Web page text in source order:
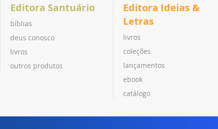
Editora Santuário
bíblias
deus conosco
livros
outros produtos
Editora Ideias &
Letras
livros
coleções
lançamentos
ebook
catálogo